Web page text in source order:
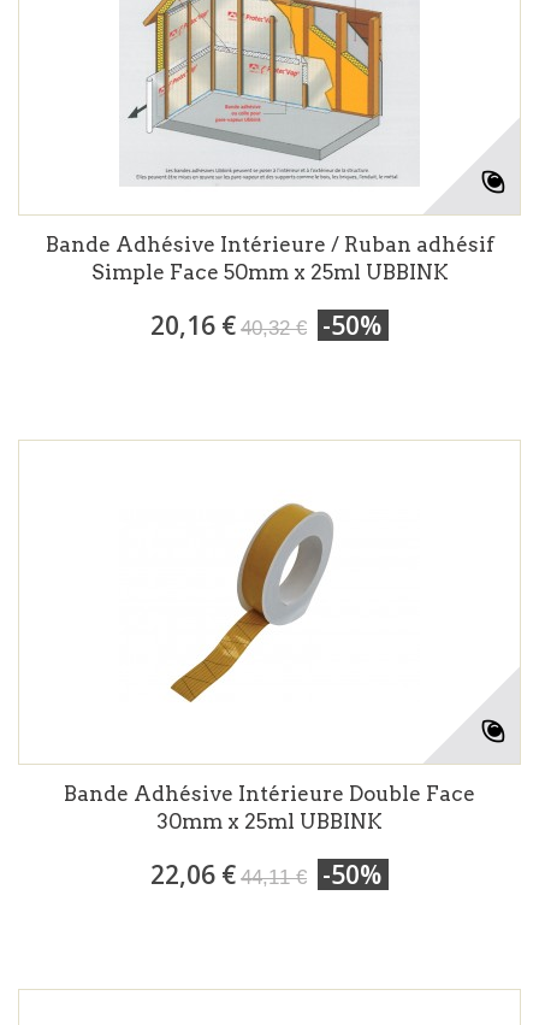
Bande Adhésive Intérieure / Ruban adhésif
Simple Face 50mm x 25ml UBBINK
20,16 € 40,32 € -50%
Bande Adhésive Intérieure Double Face
30mm x 25ml UBBINK
22,06 € 44,11 € -50%